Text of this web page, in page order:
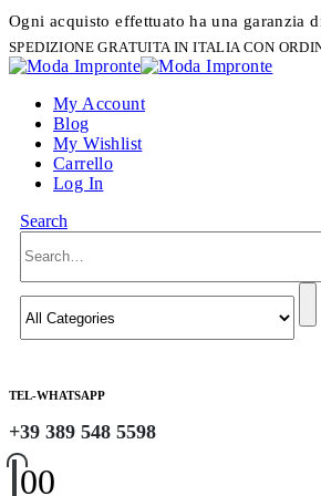
Ogni acquisto effettuato ha una garanzia
SPEDIZIONE GRATUITA IN ITALIA CON
My Account
Blog
My Wishlist
Carrello
Log In
Search
TEL-WHATSAPP
+39 389 548 5598
00